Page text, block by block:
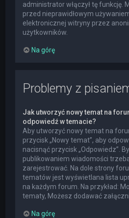
administrator włączył tę funkcję.
przed nieprawidłowym
elektronicznej witryny przez
użytkowników.
Na górę
Problemy z
Jak utworzyć nowy temat na
odpowiedź w temacie?
Aby utworzyć nowy temat na
przycisk „Nowy temat”, aby
nacisnąć przycisk „Odpowiedz”.
publikowaniem wiadomości
zarejestrować. Na dole strony
tematów jest wyświetlana lista
na każdym forum. Na przykład:
tematy, Możesz dodawać
Na górę